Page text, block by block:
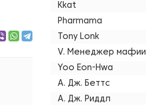
Kkat
Pharmama
Tony Lonk
V. Менеджер мафии
Yoo Eon-Hwa
А. Дж. Беттс
А. Дж. Риддл